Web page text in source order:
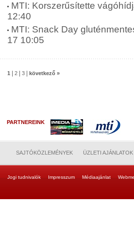
MTI: Korszerűsítette
12:40
MTI: Snack Day
17 10:05
1 2 3 következő »
PARTNEREINK
SAJTÓKÖZLEMÉNYEK ÜZLETI AJÁNLATOK
Jogi tudnivalók Impresszum Médiaajánlat